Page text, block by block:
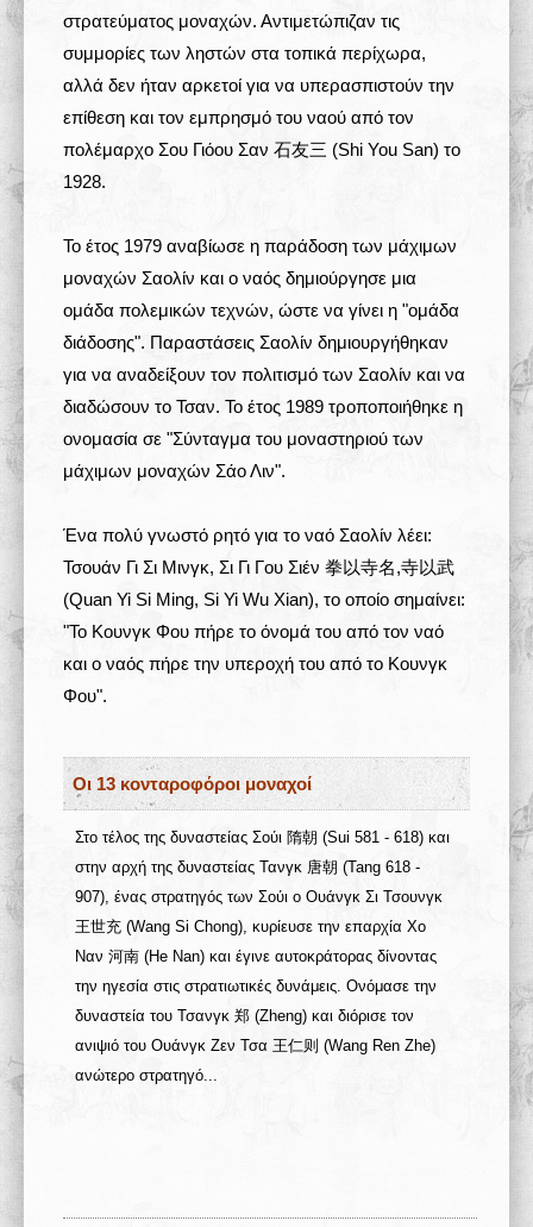
στρατεύματος μοναχών. Αντιμετώπιζαν τις
συμμορίες των ληστών στα τοπικά περίχωρα,
αλλά δεν ήταν αρκετοί για να υπερασπιστούν την
επίθεση και τον εμπρησμό του ναού από τον
πολέμαρχο Σου Γιόου Σαν 石友三 (Shi You San) το
1928.
Το έτος 1979 αναβίωσε η παράδοση των μάχιμων
μοναχών Σαολίν και ο ναός δημιούργησε μια
ομάδα πολεμικών τεχνών, ώστε να γίνει η "ομάδα
διάδοσης". Παραστάσεις Σαολίν δημιουργήθηκαν
για να αναδείξουν τον πολιτισμό των Σαολίν και να
διαδώσουν το Τσαν. Το έτος 1989 τροποποιήθηκε η
ονομασία σε "Σύνταγμα του μοναστηριού των
μάχιμων μοναχών Σάο Λιν".
Ένα πολύ γνωστό ρητό για το ναό Σαολίν λέει:
Τσουάν Γι Σι Μινγκ, Σι Γι Γου Σιέν 拳以寺名,寺以武
(Quan Yi Si Ming, Si Yi Wu Xian), το οποίο σημαίνει:
"Το Κουνγκ Φου πήρε το όνομά του από τον ναό
και ο ναός πήρε την υπεροχή του από το Κουνγκ
Φου".
Οι 13 κονταροφόροι μοναχοί
Στο τέλος της δυναστείας Σούι 隋朝 (Sui 581 - 618) και
στην αρχή της δυναστείας Τανγκ 唐朝 (Tang 618 -
907), ένας στρατηγός των Σούι ο Ουάνγκ Σι Τσουνγκ
王世充 (Wang Si Chong), κυρίευσε την επαρχία Χο
Ναν 河南 (He Nan) και έγινε αυτοκράτορας δίνοντας
την ηγεσία στις στρατιωτικές δυνάμεις. Ονόμασε την
δυναστεία του Τσανγκ 郑 (Zheng) και διόρισε τον
ανιψιό του Ουάνγκ Ζεν Τσα 王仁则 (Wang Ren Zhe)
ανώτερο στρατηγό...